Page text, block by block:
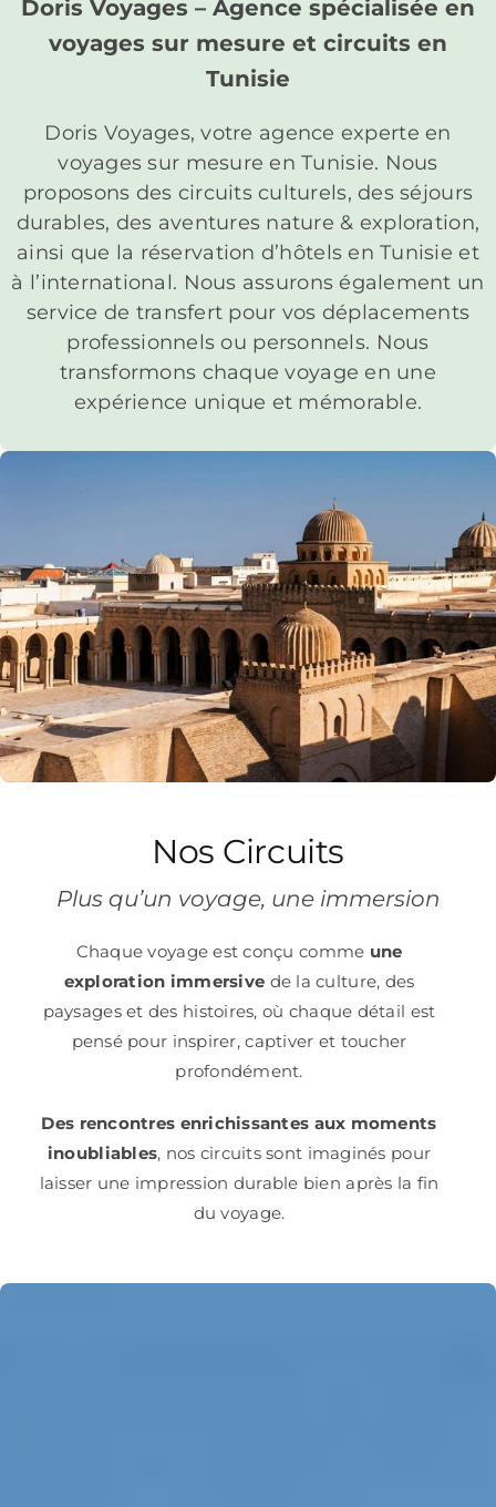
Doris Voyages – Agence spécialisée en
voyages sur mesure et circuits en
Tunisie
Doris Voyages, votre agence experte en
voyages sur mesure en Tunisie. Nous
proposons des circuits culturels, des séjours
durables, des aventures nature & exploration,
ainsi que la réservation d’hôtels en Tunisie et
à l’international. Nous assurons également un
service de transfert pour vos déplacements
professionnels ou personnels. Nous
transformons chaque voyage en une
expérience unique et mémorable.
Nos Circuits
Plus qu’un voyage, une immersion
Chaque voyage est conçu comme une
exploration immersive de la culture, des
paysages et des histoires, où chaque détail est
pensé pour inspirer, captiver et toucher
profondément.
Des rencontres enrichissantes aux moments
inoubliables, nos circuits sont imaginés pour
laisser une impression durable bien après la fin
du voyage.